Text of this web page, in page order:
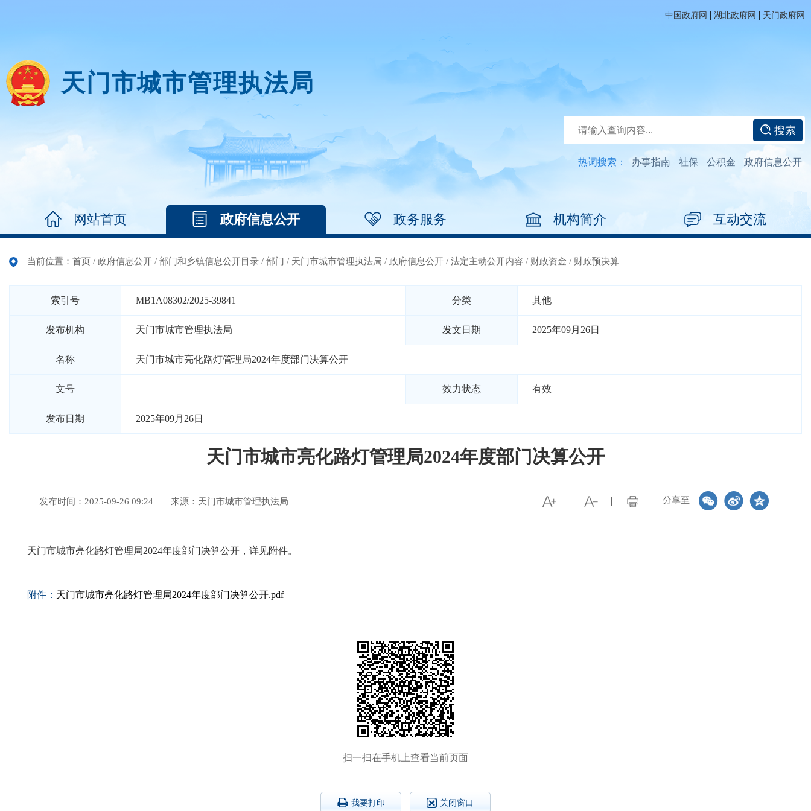
中国政府网 | 湖北政府网 | 天门政府网
天门市城市管理执法局
搜索
热词搜索： 办事指南 社保 公积金 政府信息公开
网站首页 政府信息公开 政务服务 机构简介 互动交流
当前位置： 首页 / 政府信息公开 / 部门和乡镇信息公开目录 / 部门 / 天门市城市管理执法局 / 政府信息公开 / 法定主动公开内容 / 财政资金 / 财政预决算
索引号 MB1A08302/2025-39841 分类 其他
发布机构 天门市城市管理执法局 发文日期 2025年09月26日
名称 天门市城市亮化路灯管理局2024年度部门决算公开
文号 效力状态 有效
发布日期 2025年09月26日
天门市城市亮化路灯管理局2024年度部门决算公开
分享至
发布时间：2025-09-26 09:24 来源：天门市城市管理执法局
天门市城市亮化路灯管理局2024年度部门决算公开，详见附件。
附件： 天门市城市亮化路灯管理局2024年度部门决算公开.pdf
扫一扫在手机上查看当前页面
我要打印 关闭窗口